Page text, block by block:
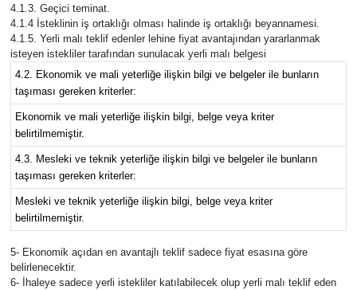
4.1.3. Geçici teminat.
4.1.4 İsteklinin iş ortaklığı olması halinde iş ortaklığı beyannamesi.
4.1.5. Yerli malı teklif edenler lehine fiyat avantajından yararlanmak
isteyen istekliler tarafından sunulacak yerli malı belgesi
4.2. Ekonomik ve mali yeterliğe ilişkin bilgi ve belgeler ile bunların
taşıması gereken kriterler:
Ekonomik ve mali yeterliğe ilişkin bilgi, belge veya kriter
belirtilmemiştir.
4.3. Mesleki ve teknik yeterliğe ilişkin bilgi ve belgeler ile bunların
taşıması gereken kriterler:
Mesleki ve teknik yeterliğe ilişkin bilgi, belge veya kriter
belirtilmemiştir.
5- Ekonomik açıdan en avantajlı teklif sadece fiyat esasına göre
belirlenecektir.
6- İhaleye sadece yerli istekliler katılabilecek olup yerli malı teklif eden